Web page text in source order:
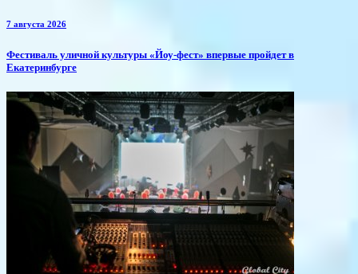
7 августа 2026
​Фестиваль уличной культуры «Йоу-фест» впервые пройдет в
Екатеринбурге